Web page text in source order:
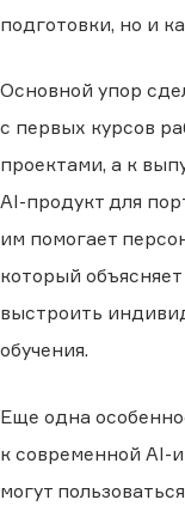
подготовки, но и
Основной упор
с первых курсов
проектами, а к
AI-продукт для
им помогает
который
выстроить
обучения.
Еще одна
к современной AI-
могут